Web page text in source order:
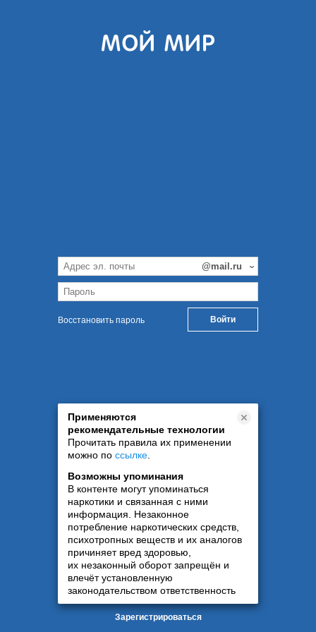
Восстановить пароль
Применяются
рекомендательные технологии
Прочитать правила их применении
можно по ссылке
Возможны упоминания
В контенте могут упоминаться
наркотики и связанная с ними
информация. Незаконное
потребление наркотических средств,
психотропных веществ и их аналогов
причиняет вред здоровью,
их незаконный оборот запрещён и
влечёт установленную
законодательством ответственность
Зарегистрироваться